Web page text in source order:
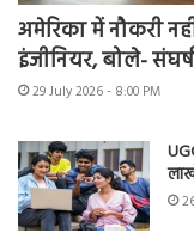
अमेरिका में नौकरी
इंजीनियर, बोले-
29 July 2026 - 8:00 PM